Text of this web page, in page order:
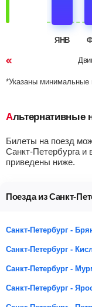
ЯНВ
*Указаны минимальные
Альтернативные
Билеты на поезд
Санкт-Петербурга
приведены ниже.
Поезда из Санкт-
Санкт-Петербург -
Санкт-Петербург -
Санкт-Петербург -
Санкт-Петербург -